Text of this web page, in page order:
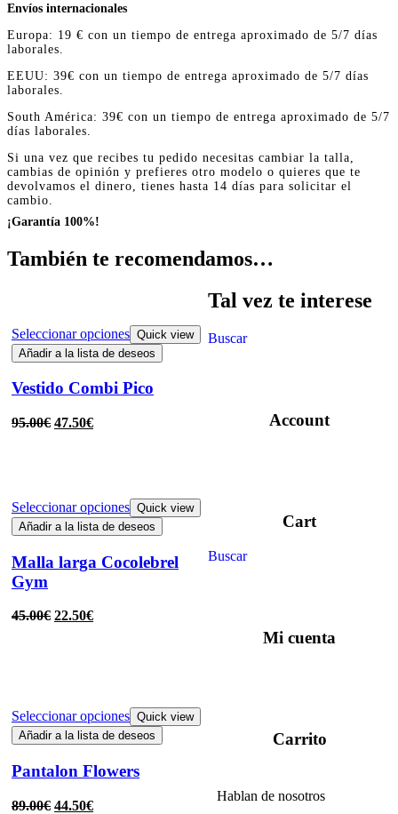
Envíos internacionales
Europa: 19 € con un tiempo de entrega aproximado de 5/7 días
laborales.
EEUU: 39€ con un tiempo de entrega aproximado de 5/7 días
laborales.
South América: 39€ con un tiempo de entrega aproximado de 5/7
días laborales.
Si una vez que recibes tu pedido necesitas cambiar la talla,
cambias de opinión y prefieres otro modelo o quieres que te
devolvamos el dinero, tienes hasta 14 días para solicitar el
cambio.
¡Garantía 100%!
También te recomendamos…
Seleccionar opciones Quick view
Añadir a la lista de deseos
Vestido Combi Pico
95.00€ 47.50€
Tal vez te interese
Seleccionar opciones Quick view
Añadir a la lista de deseos
Malla larga Cocolebrel
Gym
45.00€ 22.50€
Seleccionar opciones Quick view
Añadir a la lista de deseos
Pantalon Flowers
89.00€ 44.50€
Buscar
Account
Cart
Buscar
Mi cuenta
Carrito
Hablan de nosotros